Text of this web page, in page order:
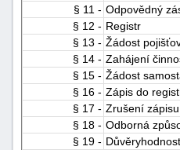
§ 11 - Odpovědný
§ 12 - Registr
§ 13 - Žádost
§ 14 - Zahájení
§ 15 - Žádost
§ 16 - Zápis do
§ 17 - Zrušení
§ 18 - Odborná
§ 19 -